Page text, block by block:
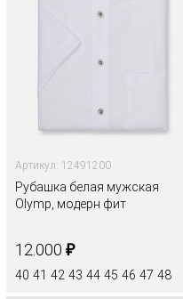
Артикул: 12491200
Рубашка белая мужская
Olymp, модерн фит
12.000 ₽
40 41 42 43 44 45 46 47 48